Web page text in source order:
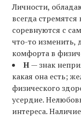
Личности,
всегда
соревнуются с
что-то изменить,
комфорта в
Н— знак
какая она есть;
физического
усердие.
интереса.